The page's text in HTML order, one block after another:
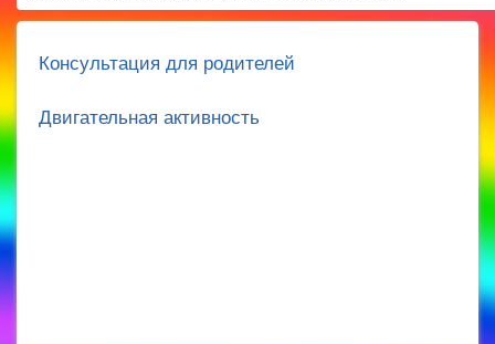
Консультация для родителей
Двигательная активность